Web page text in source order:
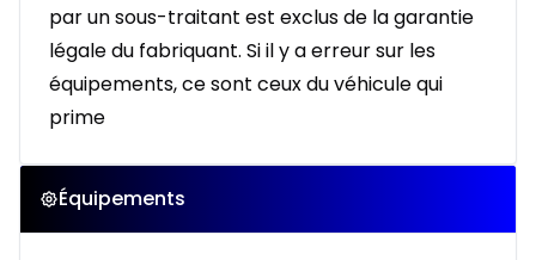
par un sous-traitant est exclus de la garantie
légale du fabriquant. Si il y a erreur sur les
équipements, ce sont ceux du véhicule qui
prime
Équipements